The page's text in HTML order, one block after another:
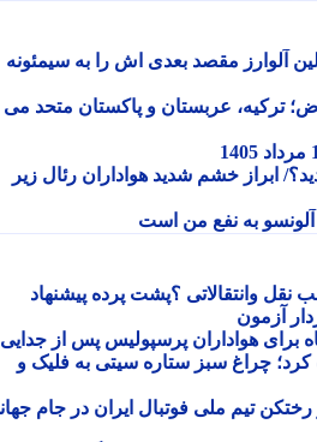
مقصد بعدی اش را به سیمئونه
عربستان و پاکستان متحد می
خشم شدید هواداران رئال زیر
به نفع من است
وانتقالاتی ؟پشت پرده پیشنهاد
آزمون
هواداران پرسپولیس پس از جدایی
چراغ سبز ستاره سیتی به فلیک و
تیم ملی فوتبال ایران در جام جهانی